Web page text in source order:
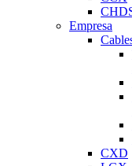
Empresa
CXD